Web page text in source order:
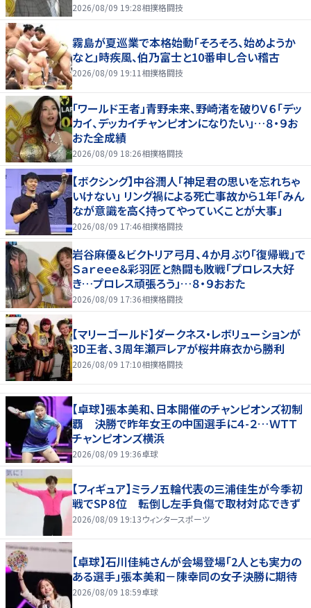
2026/08/09 19:28相撲格闘技
霧島が夏巡業で本格始動「そろそろ、始めようか
なと」時疾風、伯乃富士と10番申し合い稽古
2026/08/09 19:11 相撲格闘技
「ワールド王者」青野未来、野崎渚を破りＶ６「デッ
カイ、デッカイチャンピオンになりたい」…８・９お
おた全成績
2026/08/09 18:26相撲格闘技
【ボクシング】中谷潤人「神足君の思いを忘れちゃ
いけない」 リング禍による死亡事故から１年「みん
なが意識を高く持ってやっていくことが大事」
2026/08/09 17:46相撲格闘技
岩谷麻優＆ビクトリア弓月、４か月ぶり「復帰戦」で
Ｓａｒｅｅｅ＆彩羽匠と熱闘も敗戦「プロレス大好
き…プロレス頑張ろう」…８・９おおた
2026/08/09 17:36相撲格闘技
【マリーゴールド】ダークネス・レボリューションが
3D王者、３周年瀬戸レアが桜井麻衣から勝利
2026/08/09 17:10相撲格闘技
【卓球】張本美和、日本開催のチャンピオンズ初制
覇 決勝で昨年女王の中国選手に４-２…ＷＴＴ
チャンピオンズ横浜
2026/08/09 19:36卓球
【フィギュア】ミラノ五輪代表の三浦佳生が今季初
戦でSP８位 転倒し左手負傷で取材対応できず
2026/08/09 19:13ウィンタースポーツ
【卓球】石川佳純さんが会場登場「2人とも実力の
ある選手」張本美和－陳幸同の女子決勝に期待
2026/08/09 18:59卓球